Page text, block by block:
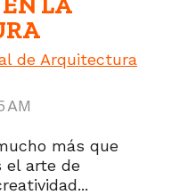
de Arquitectura
AM
más que
el arte de